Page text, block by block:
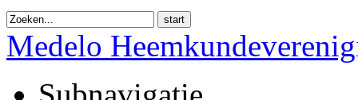
start
Medelo